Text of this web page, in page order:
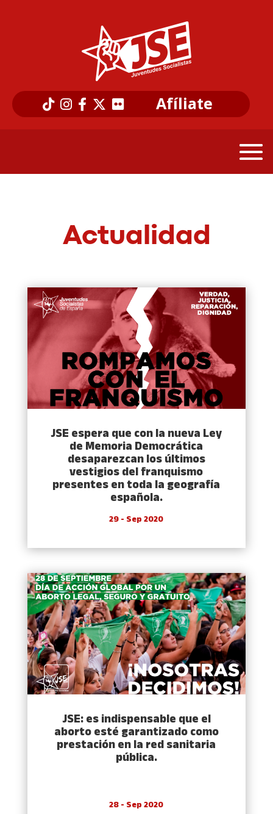
Afíliate
Actualidad
JSE espera que con la nueva Ley
de Memoria Democrática
desaparezcan los últimos
vestigios del franquismo
presentes en toda la geografía
española.
29 - Sep 2020
JSE: es indispensable que el
aborto esté garantizado como
prestación en la red sanitaria
pública.
28 - Sep 2020